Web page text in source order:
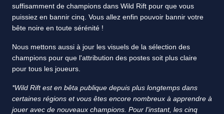
suffisamment de champions dans Wild Rift pour que vous
puissiez en bannir cinq. Vous allez enfin pouvoir bannir votre
bête noire en toute sérénité !
Nous mettons aussi à jour les visuels de la sélection des
champions pour que l'attribution des postes soit plus claire
pour tous les joueurs.
*Wild Rift est en bêta publique depuis plus longtemps dans
certaines régions et vous êtes encore nombreux à apprendre à
jouer avec de nouveaux champions. Pour l'instant, les cinq